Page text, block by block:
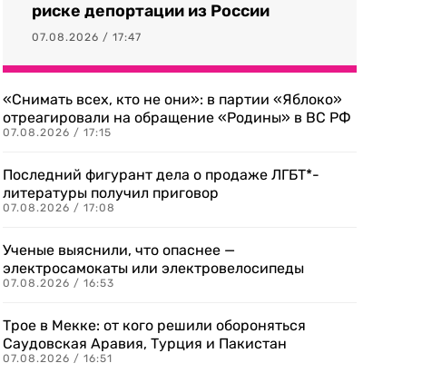
риске депортации из России
07.08.2026 / 17:47
«Снимать всех, кто не они»: в партии «Яблоко»
отреагировали на обращение «Родины» в ВС РФ
07.08.2026 / 17:15
Последний фигурант дела о продаже ЛГБТ*-
литературы получил приговор
07.08.2026 / 17:08
Ученые выяснили, что опаснее —
электросамокаты или электровелосипеды
07.08.2026 / 16:53
Трое в Мекке: от кого решили обороняться
Саудовская Аравия, Турция и Пакистан
07.08.2026 / 16:51